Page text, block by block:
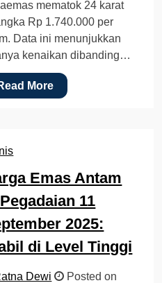
mematok 24 karat
Rp 1.740.000 per
Data ini menunjukkan
kenaikan dibanding…
More
Emas Antam
11
2025:
di Level Tinggi
Dewi
Posted on